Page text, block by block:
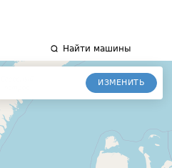
Найти машины
ИЗМЕНИТЬ